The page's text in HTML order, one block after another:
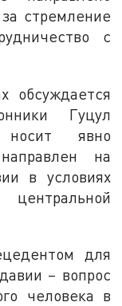
стремление
с
обсуждается
Гуцул
явно
на
в условиях
для
– вопрос
человека в